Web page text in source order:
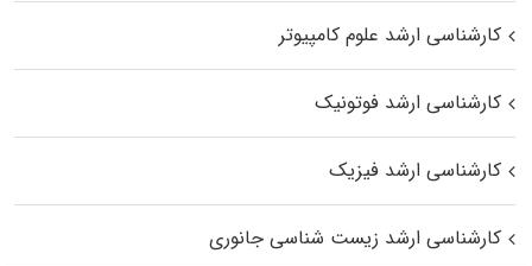
کارشناسی ارشد علوم کامپیوتر
کارشناسی ارشد فوتونیک
کارشناسی ارشد فیزیک
کارشناسی ارشد زیست‌ شناسی جانوری